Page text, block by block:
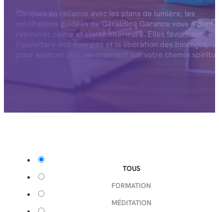
Conçues en reliance avec les plans de lumière, les
méditations guidées de Géraldine Garance vous aident
retrouver calme et clarté intérieure. Elles favorisent
l’ouverture des énergies et la libération des blocages,
pour avancer plus sereinement sur votre chemin
TOUS
FORMATION
MÉDITATION